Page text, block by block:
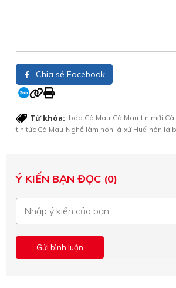
Chia sẻ Facebook
Từ khóa: báo Cà Mau Cà Mau tin mới Cà
tin tức Cà Mau Nghề làm nón lá xứ Huế nón lá
Ý KIẾN BẠN ĐỌC (0)